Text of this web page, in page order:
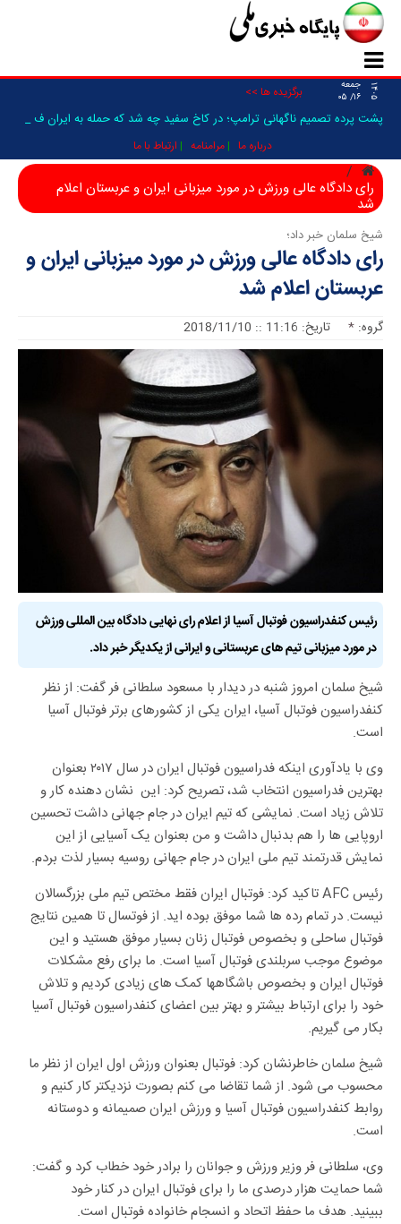
۱۴۰۵
جمعه
۱۶/ ۰۵
برگزیده ها >>
پشت پرده تصمیم ناگهانی ترامپ؛ در کاخ سفید چه شد که حمله به ایران فعلا
درباره ما مرامنامه ارتباط با ما
رای دادگاه عالی ورزش در مورد میزبانی ایران و عربستان اعلام
شد
شیخ سلمان خبر داد؛
رای دادگاه عالی ورزش در مورد میزبانی ایران و
عربستان اعلام شد
گروه: * تاریخ: 11:16 :: 2018/11/10
رئیس کنفدراسیون فوتبال آسیا از اعلام رای نهایی دادگاه بین المللی ورزش
در مورد میزبانی تیم های عربستانی و ایرانی از یکدیگر خبر داد.
شیخ سلمان امروز شنبه در دیدار با مسعود سلطانی فر گفت: از نظر
کنفدراسیون فوتبال آسیا، ایران یکی از کشورهای برتر فوتبال آسیا
است.
وی با یادآوری اینکه فدراسیون فوتبال ایران در سال ۲۰۱۷ بعنوان
بهترین فدراسیون انتخاب شد، تصریح کرد: این نشان دهنده کار و
تلاش زیاد است. نمایشی که تیم ایران در جام جهانی داشت تحسین
اروپایی ها را هم بدنبال داشت و من بعنوان یک آسیایی از این
نمایش قدرتمند تیم ملی ایران در جام جهانی روسیه بسیار لذت بردم.
رئیس AFC تاکید کرد: فوتبال ایران فقط مختص تیم ملی بزرگسالان
نیست. در تمام رده ها شما موفق بوده اید. از فوتسال تا همین نتایج
فوتبال ساحلی و بخصوص فوتبال زنان بسیار موفق هستید و این
موضوع موجب سربلندی فوتبال آسیا است. ما برای رفع مشکلات
فوتبال ایران و بخصوص باشگاهها کمک های زیادی کردیم و تلاش
خود را برای ارتباط بیشتر و بهتر بین اعضای کنفدراسیون فوتبال آسیا
بکار می گیریم.
شیخ سلمان خاطرنشان کرد: فوتبال بعنوان ورزش اول ایران از نظر ما
محسوب می شود. از شما تقاضا می کنم بصورت نزدیکتر کار کنیم و
روابط کنفدراسیون فوتبال آسیا و ورزش ایران صمیمانه و دوستانه
است.
وی، سلطانی فر وزیر ورزش و جوانان را برادر خود خطاب کرد و گفت:
شما حمایت هزار درصدی ما را برای فوتبال ایران در کنار خود
ببینید. هدف ما حفظ اتحاد و انسجام خانواده فوتبال است.